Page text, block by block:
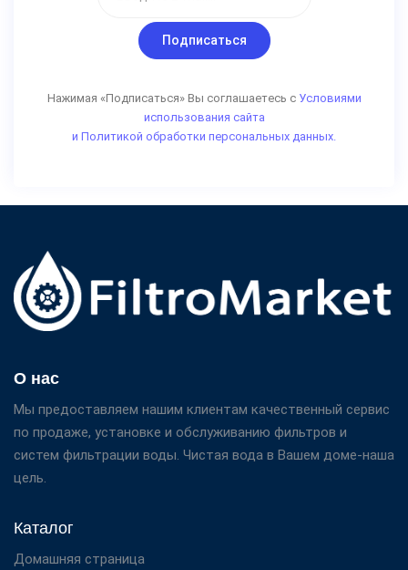
Подписаться
Нажимая «Подписаться» Вы соглашаетесь с Условиями
использования сайта
и Политикой обработки персональных данных.
О нас
Мы предоставляем нашим клиентам качественный сервис
по продаже, установке и обслуживанию фильтров и
систем фильтрации воды. Чистая вода в Вашем доме-наша
цель.
Каталог
Домашняя страница